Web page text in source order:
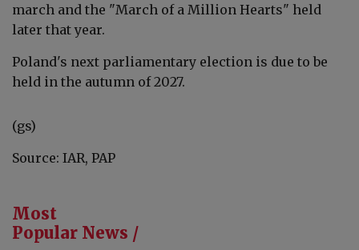
march and the "March of a Million Hearts" held
later that year.
Poland's next parliamentary election is due to be
held in the autumn of 2027.
(gs)
Source: IAR, PAP
Most
Popular News /